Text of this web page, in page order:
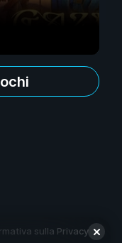
sulla Privacy